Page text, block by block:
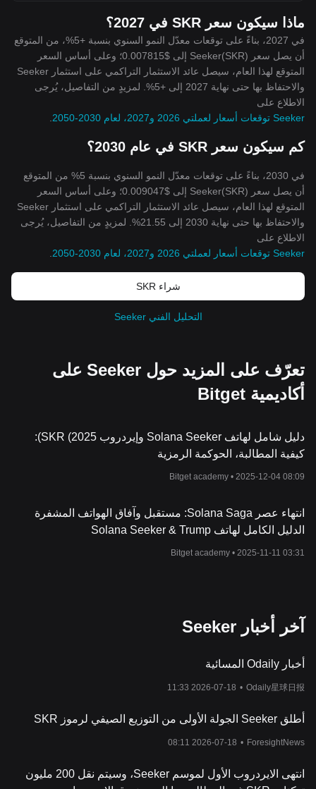
ماذا سيكون سعر SKR في 2027؟
في 2027، بناءً على توقعات معدّل النمو السنوي بنسبة +5%، من المتوقع
أن يصل سعر Seeker(SKR) إلى $0.007815؛ وعلى أساس السعر
المتوقع لهذا العام، سيصل عائد الاستثمار التراكمي على استثمار Seeker
والاحتفاظ بها حتى نهاية 2027 إلى +5%. لمزيدٍ من التفاصيل، يُرجى
الاطلاع على
Seeker توقعات أسعار لعملتي 2026 و2027، لعام 2030-2050
كم سيكون سعر SKR في عام 2030؟
في 2030، بناءً على توقعات معدّل النمو السنوي بنسبة 5% من المتوقع
أن يصل سعر Seeker(SKR) إلى $0.009047؛ وعلى أساس السعر
المتوقع لهذا العام، سيصل عائد الاستثمار التراكمي على استثمار Seeker
والاحتفاظ بها حتى نهاية 2030 إلى 21.55%. لمزيدٍ من التفاصيل، يُرجى
الاطلاع على
Seeker توقعات أسعار لعملتي 2026 و2027، لعام 2030-2050
شراء SKR
التحليل الفني Seeker
تعرّف على المزيد حول Seeker على
أكاديمية Bitget
دليل شامل لهاتف Solana Seeker وإيردروب SKR (2025):
كيفية المطالبة، الحوكمة الرمزية
Bitget academy • 2025-12-04 08:09
انتهاء عصر Solana Saga: مستقبل وآفاق الهواتف المشفرة
الدليل الكامل لهاتف Solana Seeker & Trump
Bitget academy • 2025-11-11 03:31
آخر أخبار Seeker
أخبار Odaily المسائية
Odaily星球日报
•
2026-07-18 11:33
أطلق Seeker الجولة الأولى من التوزيع الصيفي لرموز SKR
ForesightNews
•
2026-07-18 08:11
انتهى الايردروب الأول لموسم Seeker، وسيتم نقل 200 مليون